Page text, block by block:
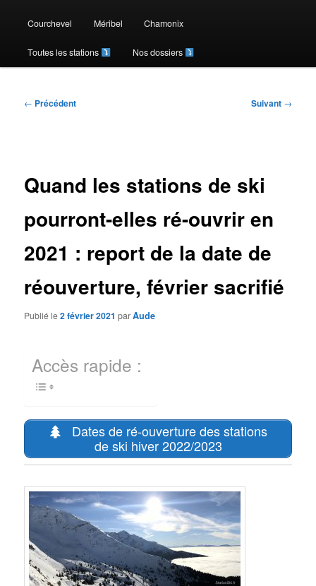
contenu
principal
Courchevel Méribel Chamonix
Toutes les stations Nos dossiers
Navigation
← Précédent Suivant →
Quand les stations de ski
pourront-elles ré-ouvrir en
2021 : report de la date de
réouverture, février sacrifié
Publié le2 février 2021 parAude
Accès rapide :
Dates de ré-ouverture des stations
de ski hiver 2022/2023